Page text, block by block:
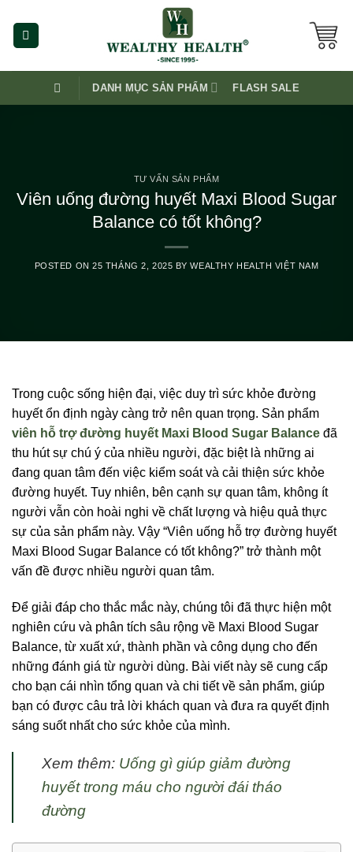
content
DANH MỤC SẢN PHẨM FLASH SALE
TƯ VẤN SẢN PHẨM
Viên uống đường huyết Maxi Blood Sugar
Balance có tốt không?
POSTED ON25 THÁNG 2, 2025 BYWEALTHY HEALTH VIỆT NAM
Trong cuộc sống hiện đại, việc duy trì sức khỏe đường
huyết ổn định ngày càng trở nên quan trọng. Sản phẩm
viên hỗ trợ đường huyết Maxi Blood Sugar Balance đã
thu hút sự chú ý của nhiều người, đặc biệt là những ai
đang quan tâm đến việc kiểm soát và cải thiện sức khỏe
đường huyết. Tuy nhiên, bên cạnh sự quan tâm, không ít
người vẫn còn hoài nghi về chất lượng và hiệu quả thực
sự của sản phẩm này. Vậy “Viên uống hỗ trợ đường huyết
Maxi Blood Sugar Balance có tốt không?” trở thành một
vấn đề được nhiều người quan tâm.
Để giải đáp cho thắc mắc này, chúng tôi đã thực hiện một
nghiên cứu và phân tích sâu rộng về Maxi Blood Sugar
Balance, từ xuất xứ, thành phần và công dụng cho đến
những đánh giá từ người dùng. Bài viết này sẽ cung cấp
cho bạn cái nhìn tổng quan và chi tiết về sản phẩm, giúp
bạn có được câu trả lời khách quan và đưa ra quyết định
sáng suốt nhất cho sức khỏe của mình.
Xem thêm: Uống gì giúp giảm đường
huyết trong máu cho người đái tháo
đường